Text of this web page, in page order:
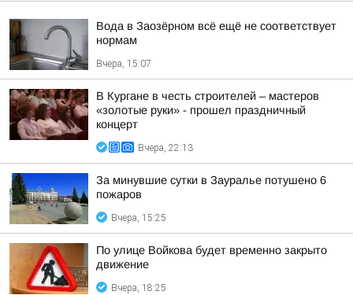
Вода в Заозёрном всё ещё не соответствует
нормам
Вчера, 15:07
В Кургане в честь строителей – мастеров
«золотые руки» - прошел праздничный
концерт
Вчера, 22:13
За минувшие сутки в Зауралье потушено 6
пожаров
Вчера, 15:25
По улице Войкова будет временно закрыто
движение
Вчера, 18:25